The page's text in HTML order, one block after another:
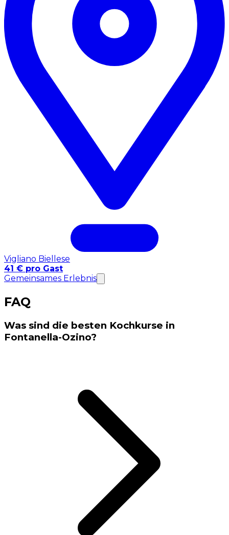
Vigliano Biellese
41 € pro Gast
Gemeinsames Erlebnis
FAQ
Was sind die besten Kochkurse in
Fontanella-Ozino?